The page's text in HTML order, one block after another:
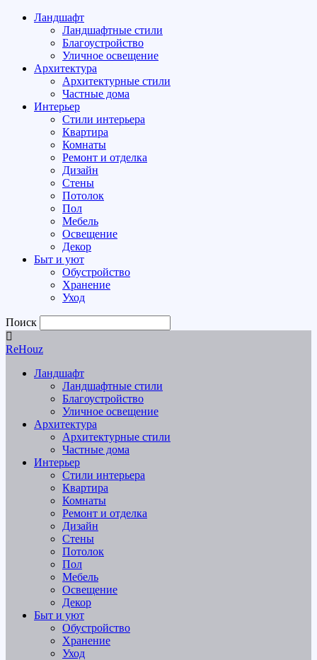
Ландшафт
Ландшафтные стили
Благоустройство
Уличное освещение
Архитектура
Архитектурные стили
Частные дома
Интерьер
Стили интерьера
Квартира
Комнаты
Ремонт и отделка
Дизайн
Стены
Потолок
Пол
Мебель
Освещение
Декор
Быт и уют
Обустройство
Хранение
Уход
Поиск
ReHouz
Ландшафт
Ландшафтные стили
Благоустройство
Уличное освещение
Архитектура
Архитектурные стили
Частные дома
Интерьер
Стили интерьера
Квартира
Комнаты
Ремонт и отделка
Дизайн
Стены
Потолок
Пол
Мебель
Освещение
Декор
Быт и уют
Обустройство
Хранение
Уход